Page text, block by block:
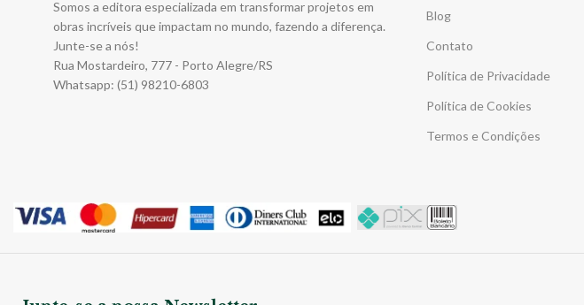
Somos a editora especializada em transformar projetos em
obras incríveis que impactam no mundo, fazendo a diferença.
Junte-se a nós!
Rua Mostardeiro, 777 - Porto Alegre/RS
Whatsapp: (51) 98210-6803
Blog
Contato
Política de Privacidade
Política de Cookies
Termos e Condições